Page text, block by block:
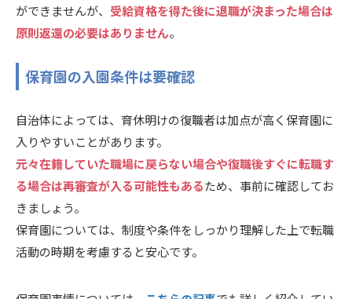
ができませんが、 受給資格を得た後に退職が決まった場合は
原則返還の必要はありません。
保育園の入園条件は要確認
自治体によっては、育休明けの復職者は加点が高く保育園に
入りやすいことがあります。
元々在籍していた職場に戻らない場合や復職後すぐに転職す
る場合は再審査が入る可能性もあるため、事前に確認してお
きましょう。
保育園については、制度や条件をしっかり理解した上で転職
活動の時期を考慮すると安心です。